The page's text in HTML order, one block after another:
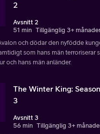
2
Avsnitt 2
51 min Tillgänglig 3+
och dödar den nyfödde
som hans män terroriserar
och hans män anländer.
The Winter King:
3
Avsnitt 3
56 min Tillgänglig 3+